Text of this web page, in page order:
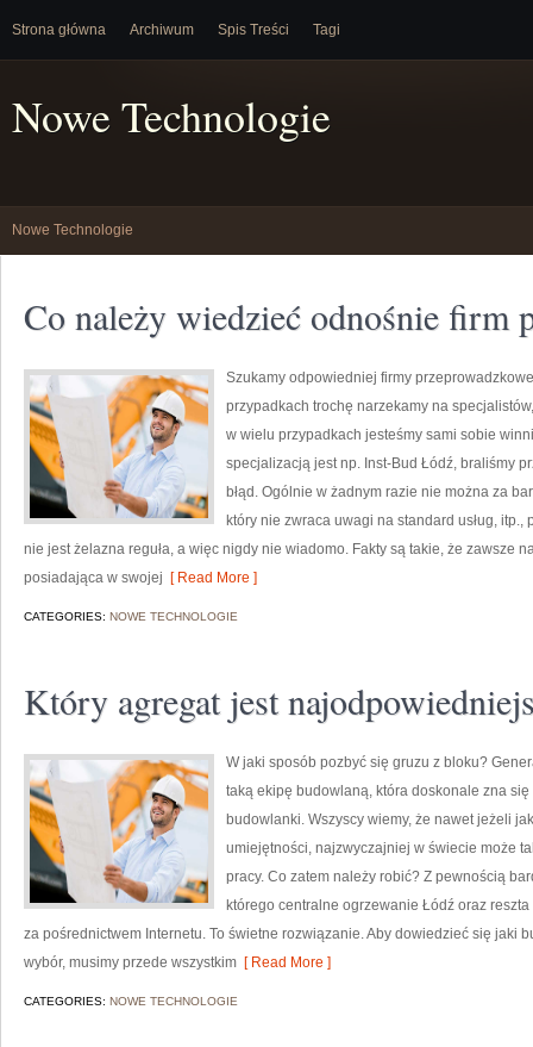
Strona główna Archiwum Spis Treści Tagi
Nowe Technologie
Nowe Technologie
Co należy wiedzieć odnośnie firm
Szukamy odpowiedniej firmy
przypadkach trochę narzekamy na
w wielu przypadkach jesteśmy sami sobie
specjalizacją jest np. Inst-Bud Łódź, braliśmy
błąd. Ogólnie w żadnym razie nie można za
który nie zwraca uwagi na standard usług,
nie jest żelazna reguła, a więc nigdy nie wiadomo. Fakty są takie, że zawsze
posiadająca w swojej [ Read More ]
CATEGORIES: NOWE TECHNOLOGIE
Który agregat jest
W jaki sposób pozbyć się gruzu z bloku?
taką ekipę budowlaną, która doskonale zna
budowlanki. Wszyscy wiemy, że nawet jeżeli
umiejętności, najzwyczajniej w świecie może
pracy. Co zatem należy robić? Z pewnością
którego centralne ogrzewanie Łódź oraz
za pośrednictwem Internetu. To świetne rozwiązanie. Aby dowiedzieć się jaki
wybór, musimy przede wszystkim [ Read More ]
CATEGORIES: NOWE TECHNOLOGIE